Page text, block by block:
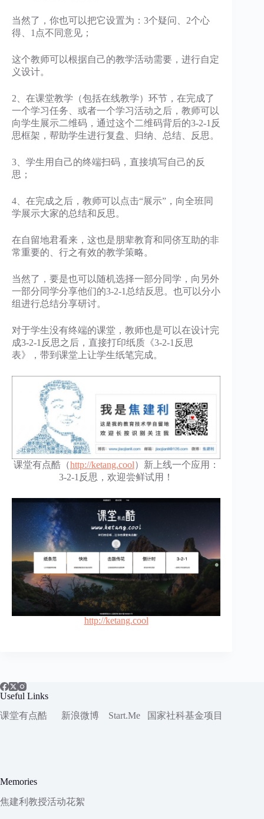
当然了，你也可以把它设置为：3个疑问、2个心
得、1点不同意见；
这个教师可以根据自己的教学活动需要，进行自定
义设计。
2、在课堂教学（包括在线教学）环节，在完成了
一个学习任务、或者一个学习活动之后，教师可以
向学生展示二维码，通过这个二维码背后的3-2-1反
思框架，帮助学生进行复盘、归纳、总结、反思。
3、学生用自己的终端扫码，直接填写自己的反
思；
4、在完成之后，教师可以点击“展示”，向全班同
学展示大家的总结和反思。
在自留地君看来，这也是朋辈教育和同侪互助的非
常重要的、行之有效的教学策略。
当然了，要是也可以随机选择一部分同学，向另外
一部分同学分享他们的3-2-1总结反思。也可以分小
组进行总结分享研讨。
对于学生没有终端的课堂，教师也是可以在设计完
成3-2-1反思之后，直接打印纸质《3-2-1反思
表》，带到课堂上让学生纸笔完成。
课堂有点酷（http://ketang.cool）新上线一个应用：
3-2-1反思，欢迎尝鲜试用！
http://ketang.cool​
Useful Links
课堂有点酷
新浪微博 Start.Me 国家社科基金项目
Memories
焦建利教授活动花絮